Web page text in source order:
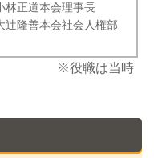
林正道本会理事長
辻隆善本会社会人権部
※役職は当時